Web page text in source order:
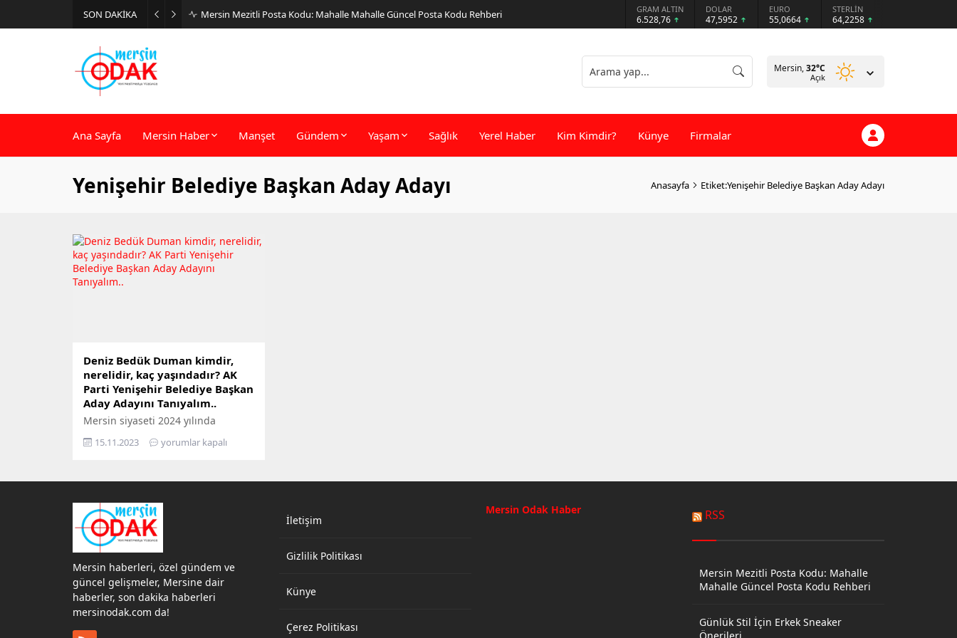
SON DAKİKA Mersin Mezitli Posta Kodu: Mahalle Mahalle Güncel Posta Kodu Rehberi GRAM ALTIN
6.528,76
DOLAR
47,5952
EURO
55,0664
STERLİN
64,2258
Mersin,32°C
Açık
Ana Sayfa Mersin Haber Manşet Gündem Yaşam Sağlık Yerel Haber Kim Kimdir? Künye Firmalar
Yenişehir Belediye Başkan Aday Adayı Anasayfa Etiket:Yenişehir Belediye Başkan Aday Adayı
Deniz Bedük Duman kimdir,
nerelidir, kaç yaşındadır? AK
Parti Yenişehir Belediye Başkan
Aday Adayını Tanıyalım..
Mersin siyaseti 2024 yılında
yapılacak yerel seçimlere
odaklanmışken, Yenişehir ilçesine
Adalet ve Kalkınma Partisi (AK
PARTİ) Yenişehir Belediye Başkan
Aday Adayı Deniz Bedük Duman,
sosyal yardımlarıyla tanınıyor.
Güçlü bir iş kadını imajı çizen
Duman’ın AK Parti camiasının...
15.11.2023 yorumlar kapalı
Mersin haberleri, özel gündem ve
güncel gelişmeler, Mersine dair
haberler, son dakika haberleri
mersinodak.com da!
İletişim
Gizlilik Politikası
Künye
Çerez Politikası
Mersin Odak Haber RSS
Mersin Mezitli Posta Kodu: Mahalle
Mahalle Güncel Posta Kodu Rehberi
Günlük Stil İçin Erkek Sneaker